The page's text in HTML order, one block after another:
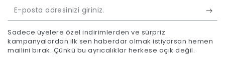
E-
posta
adresinizi
giriniz.
Sadece üyelere özel indirimlerden ve sürpriz
kampanyalardan ilk sen haberdar olmak istiyorsan hemen
mailini bırak. Çünkü bu ayrıcalıklar herkese açık değil.